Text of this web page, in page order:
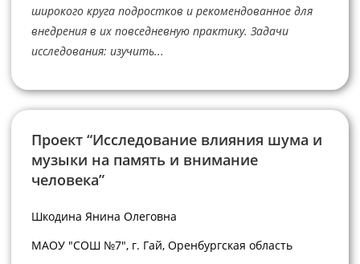
широкого круга подростков и рекомендованное для
внедрения в их повседневную практику. Задачи
исследования: изучить...
Проект “Исследование влияния шума и
музыки на память и внимание
человека”
Шкодина Янина Олеговна
МАОУ "СОШ №7", г. Гай, Оренбургская область